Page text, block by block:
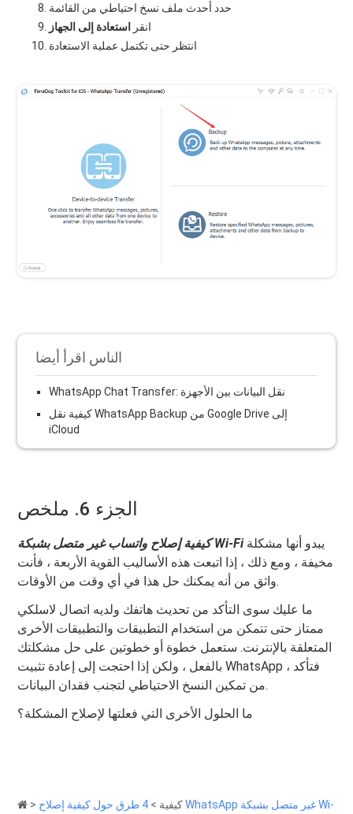
حدد أحدث ملف نسخ احتياطي من القائمة
انقر
استعادة إلى الجهاز
انتظر حتى تكتمل عملية الاستعادة
الناس اقرأ أيضا
WhatsApp Chat Transfer: نقل البيانات بين الأجهزة
كيفية نقل WhatsApp Backup من Google Drive إلى
iCloud
الجزء 6. ملخص
كيفية إصلاح واتساب غير متصل بشبكة Wi-Fiيبدو أنها مشكلة
مخيفة ، ومع ذلك ، إذا اتبعت هذه الأساليب القوية الأربعة ، فأنت
واثق من أنه يمكنك حل هذا في أي وقت من الأوقات.
ما عليك سوى التأكد من تحديث هاتفك ولديه اتصال لاسلكي
ممتاز حتى تتمكن من استخدام التطبيقات والتطبيقات الأخرى
المتعلقة بالإنترنت. ستعمل خطوة أو خطوتين على حل مشكلتك
بالفعل ، ولكن إذا احتجت إلى إعادة تثبيت WhatsApp ، فتأكد
من تمكين النسخ الاحتياطي لتجنب فقدان البيانات.
ما الحلول الأخرى التي فعلتها لإصلاح المشكلة؟
> كيفية >
4 طرق حول كيفية إصلاح WhatsApp غير متصل بشبكة Wi-